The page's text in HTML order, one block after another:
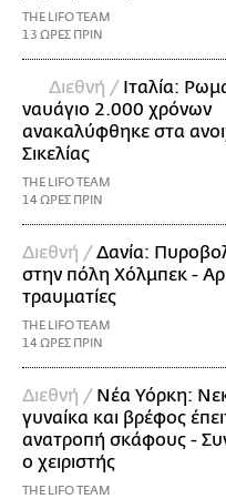
THE LIFO TEAM
13 ΩΡΕΣ ΠΡΙΝ
Διεθνή / Ιταλία:
ναυάγιο 2.000 χρόνων
ανακαλύφθηκε στα
Σικελίας
THE LIFO TEAM
14 ΩΡΕΣ ΠΡΙΝ
Διεθνή /Δανία:
στην πόλη Χόλμπεκ -
τραυματίες
THE LIFO TEAM
14 ΩΡΕΣ ΠΡΙΝ
Διεθνή / Νέα Υόρκη:
γυναίκα και βρέφος
ανατροπή σκάφους -
ο χειριστής
THE LIFO TEAM